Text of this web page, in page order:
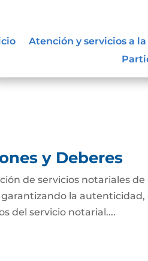
Atención y servicios a
de los
y Deberes
de servicios notariales
la autenticidad,
del servicio notarial....